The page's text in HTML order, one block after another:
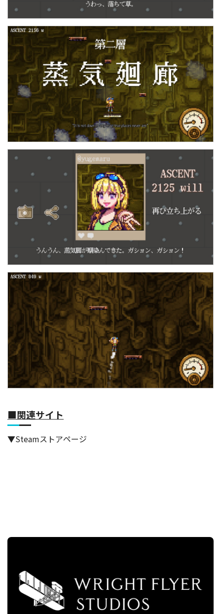
■関連サイト
▼Steamストアページ